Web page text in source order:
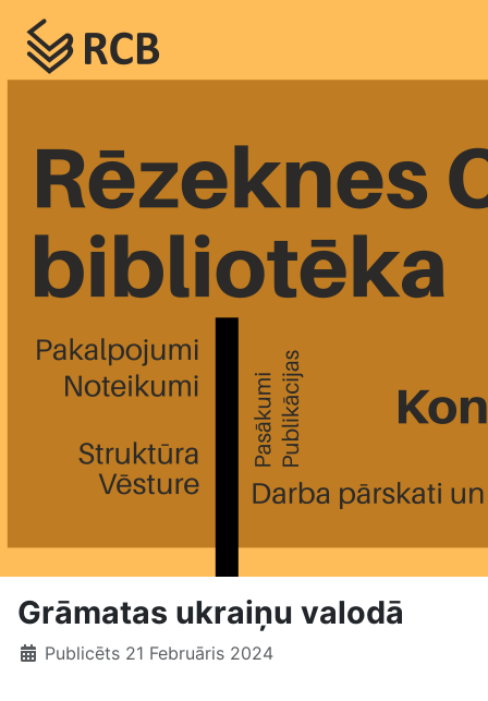
Grāmatas ukraiņu valodā
Publicēts 21 Februāris 2024